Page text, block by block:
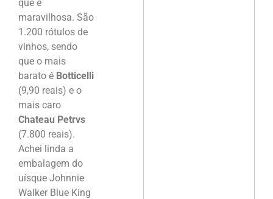
que é
maravilhosa. São
1.200 rótulos de
vinhos, sendo
que o mais
barato é Botticelli
(9,90 reais) e o
mais caro
Chateau Petrvs
(7.800 reais).
Achei linda a
embalagem do
uísque Johnnie
Walker Blue King